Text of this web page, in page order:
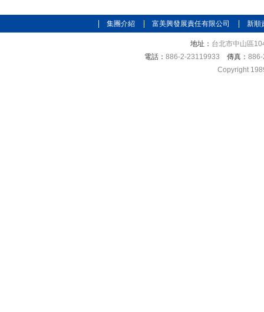
集團介紹 富美興發展責任有限公司 新順
地址： 台北市中山區
電話： 886-2-23119933 傳真：
Copyright